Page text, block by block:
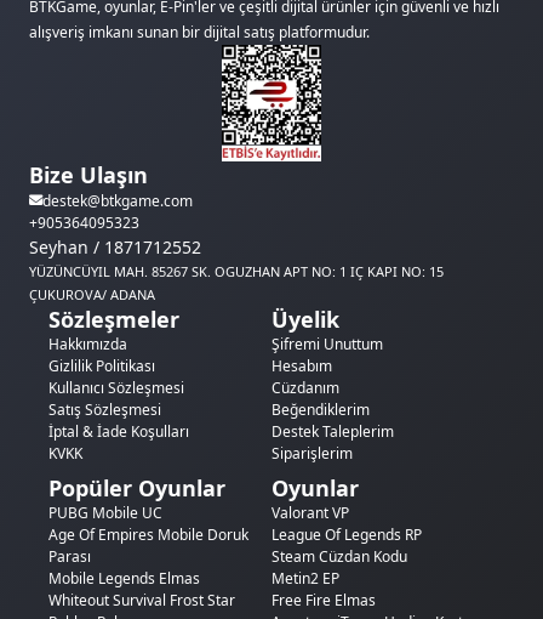
BTKGame, oyunlar, E-Pin'ler ve çeşitli dijital ürünler için güvenli ve hızlı
alışveriş imkanı sunan bir dijital satış platformudur.
Bize Ulaşın
destek@btkgame.com
+905364095323
Seyhan / 1871712552
YÜZÜNCÜYIL MAH. 85267 SK. OGUZHAN APT NO: 1 IÇ KAPI NO: 15
ÇUKUROVA/ ADANA
Sözleşmeler
Hakkımızda
Gizlilik Politikası
Kullanıcı Sözleşmesi
Satış Sözleşmesi
İptal & İade Koşulları
KVKK
Üyelik
Şifremi Unuttum
Hesabım
Cüzdanım
Beğendiklerim
Destek Taleplerim
Siparişlerim
Popüler Oyunlar
PUBG Mobile UC
Age Of Empires Mobile Doruk
Parası
Mobile Legends Elmas
Whiteout Survival Frost Star
Oyunlar
Valorant VP
League Of Legends RP
Steam Cüzdan Kodu
Metin2 EP
Free Fire Elmas